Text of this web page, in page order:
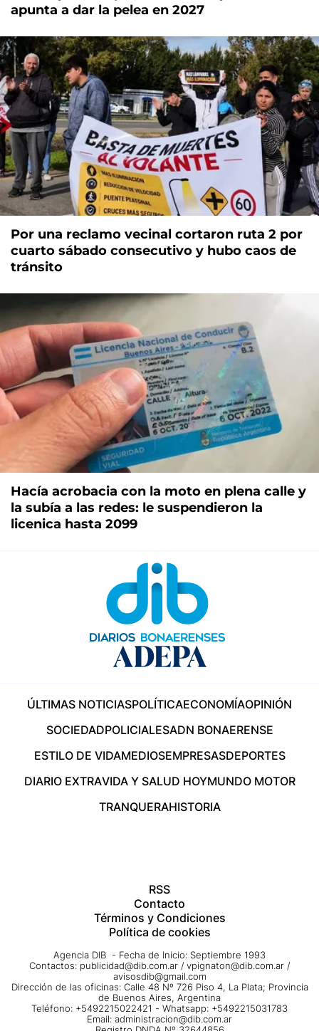
apunta a dar la pelea en 2027
Por una reclamo vecinal cortaron ruta 2 por
cuarto sábado consecutivo y hubo caos de
tránsito
Hacía acrobacia con la moto en plena calle y
la subía a las redes: le suspendieron la
licenica hasta 2099
ÚLTIMAS NOTICIASPOLÍTICAECONOMÍAOPINIÓN
SOCIEDADPOLICIALESADN BONAERENSE
ESTILO DE VIDAMEDIOSEMPRESASDEPORTES
DIARIO EXTRAVIDA Y SALUD HOYMUNDO MOTOR
TRANQUERAHISTORIA
RSS
Contacto
Términos y Condiciones
Política de cookies
Agencia DIB - Fecha de Inicio: Septiembre 1993
Contactos: publicidad@dib.com.ar / vpignaton@dib.com.ar /
avisosdib@gmail.com
Dirección de las oficinas: Calle 48 Nº 726 Piso 4, La Plata; Provincia
de Buenos Aires, Argentina
Teléfono: +5492215022421 - Whatsapp: +5492215031783
Email: administracion@dib.com.ar